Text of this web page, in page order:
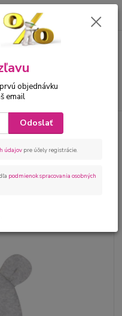
za0 €
Dvojvrstvová bavlnená čiapočka
čiapočka
objednávku
email
Odoslať
údajov pre účely registrácie.
podmienok spracovania osobných